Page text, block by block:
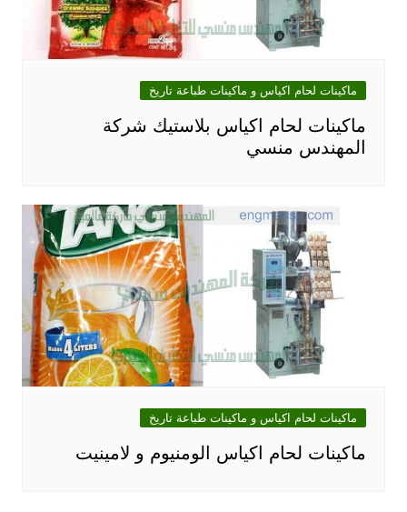
ماكينات لحام اكياس و ماكينات طباعة تاريخ
ماكينات لحام اكياس بلاستيك شركة
المهندس منسي
ماكينات لحام اكياس و ماكينات طباعة تاريخ
ماكينات لحام اكياس الومنيوم و لامينيت